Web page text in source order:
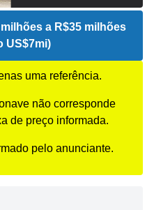
milhões a R$35 milhões
US$7mi)
uma referência.
não corresponde
de preço informada.
pelo anunciante.